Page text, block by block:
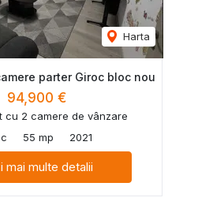
Harta
parter Giroc bloc nou
94,900 €
cu 2 camere de vânzare
55 mp 2021
mai multe detalii